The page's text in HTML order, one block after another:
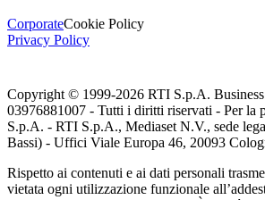
CorporateCookie Policy
Privacy Policy
Copyright © 1999-2026 RTI S.p.A.
03976881007 - Tutti i diritti riservati - Per la
S.p.A. - RTI S.p.A., Mediaset N.V., sede
Bassi) - Uffici Viale Europa 46, 20093
Rispetto ai contenuti e ai dati personali
vietata ogni utilizzazione funzionale